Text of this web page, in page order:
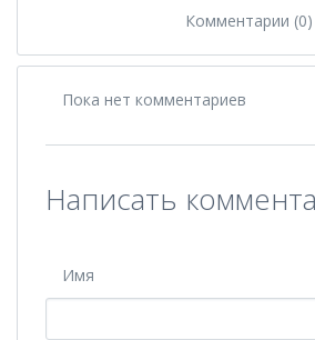
Комментарии (0)
Пока нет комментариев
Написать
Имя